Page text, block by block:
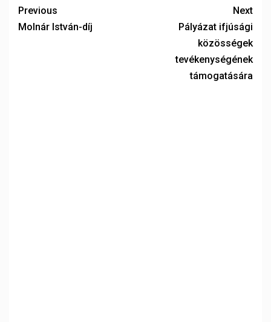
Previous
Molnár István-díj
Next
Pályázat ifjúsági
közösségek
tevékenységének
támogatására